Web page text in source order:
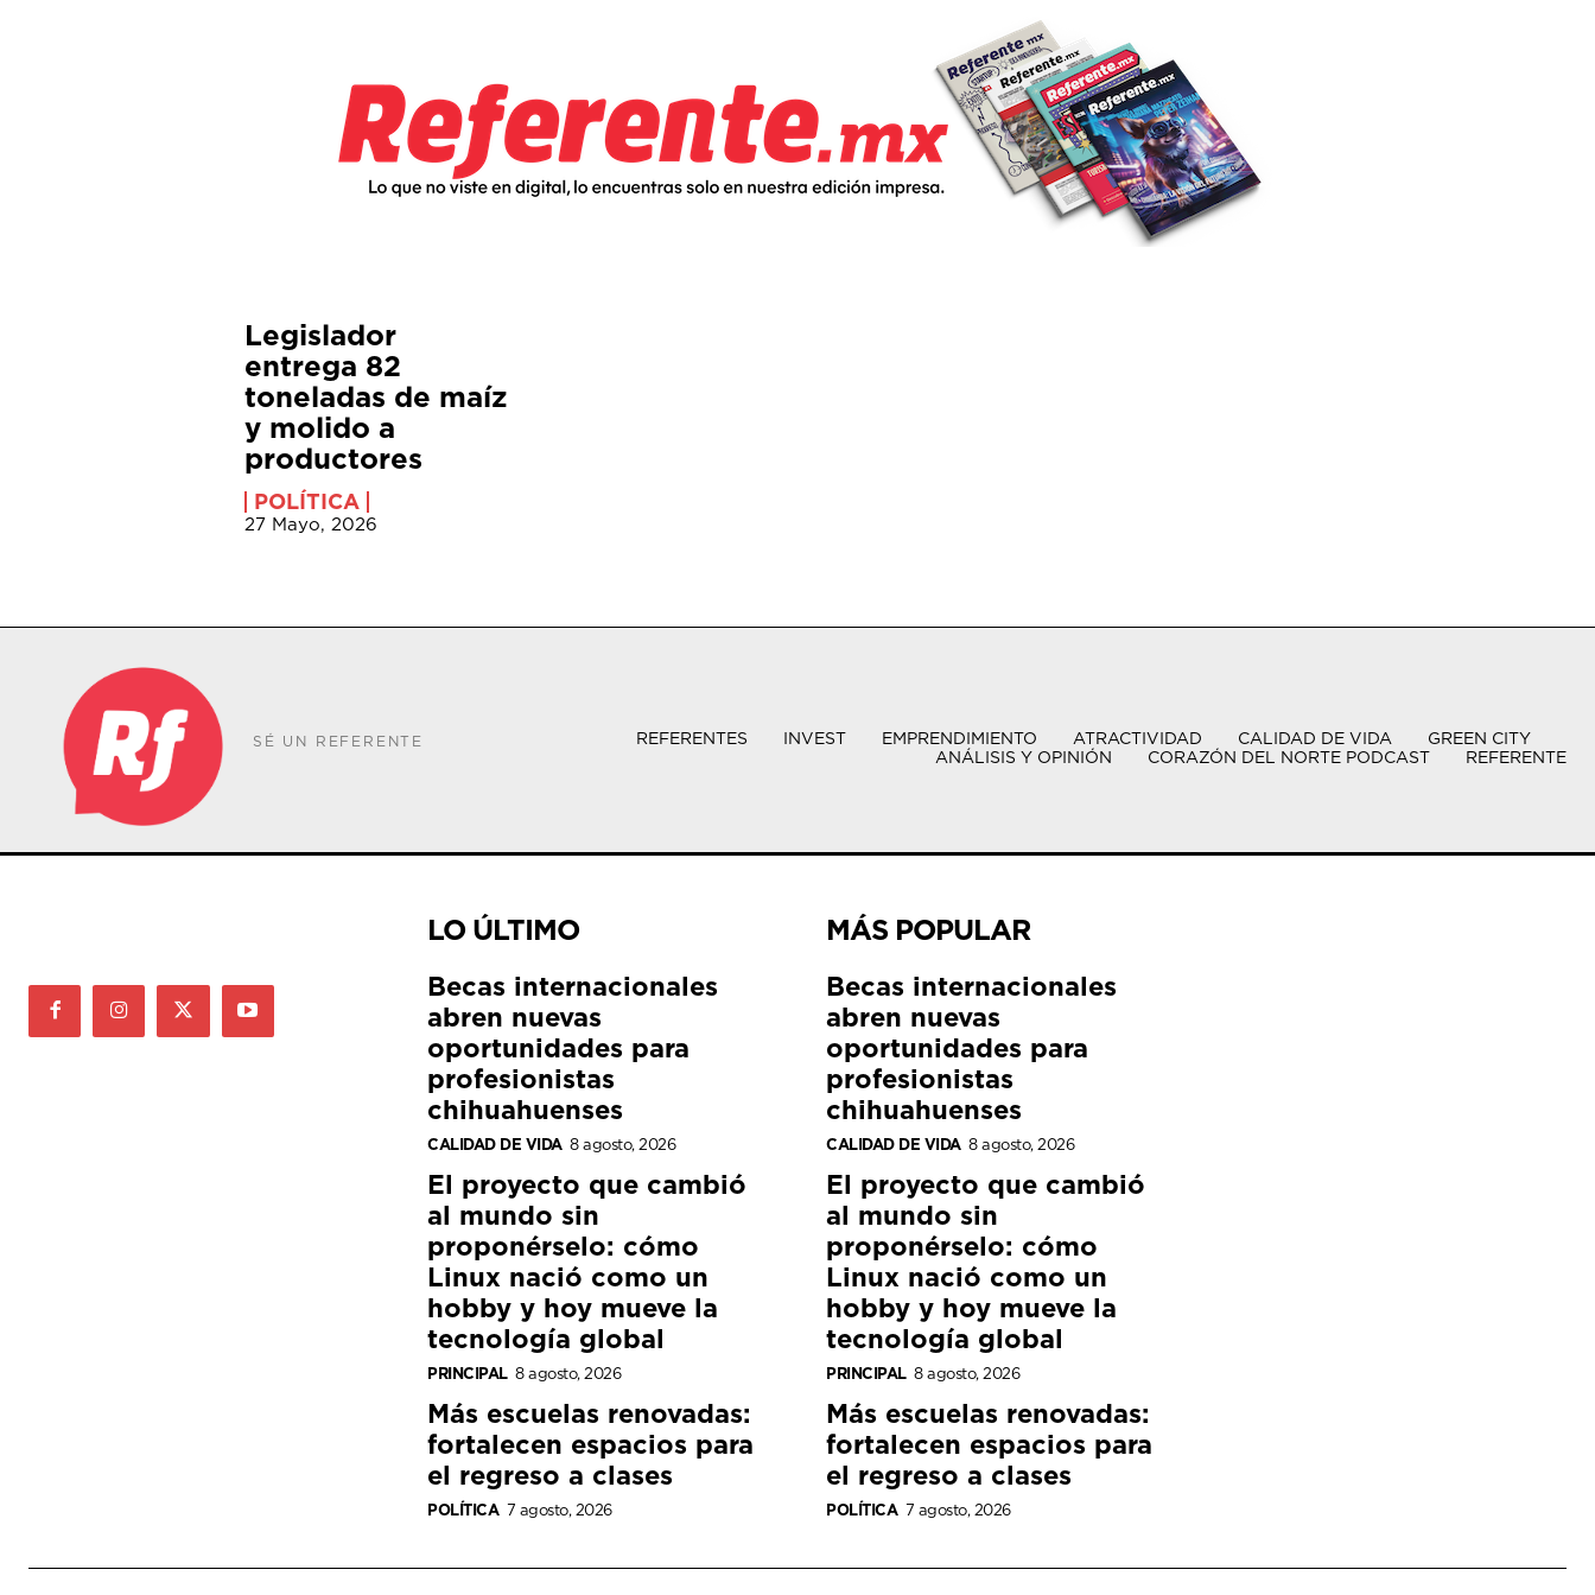
Legislador
entrega 82
toneladas de maíz
y molido a
productores
POLÍTICA
27 Mayo, 2026
SÉ UN REFERENTE REFERENTES INVEST EMPRENDIMIENTO ATRACTIVIDAD CALIDAD DE VIDA
GREEN CITY
ANÁLISIS Y OPINIÓN
CORAZÓN DEL NORTE PODCAST REFERENTE
LO ÚLTIMO
Becas internacionales
abren nuevas
oportunidades para
profesionistas
chihuahuenses
CALIDAD DE VIDA 8 agosto, 2026
El proyecto que cambió
al mundo sin
proponérselo: cómo
Linux nació como un
hobby y hoy mueve la
tecnología global
PRINCIPAL 8 agosto, 2026
Más escuelas renovadas:
fortalecen espacios para
el regreso a clases
POLÍTICA 7 agosto, 2026
MÁS POPULAR
Becas internacionales
abren nuevas
oportunidades para
profesionistas
chihuahuenses
CALIDAD DE VIDA 8 agosto, 2026
El proyecto que cambió
al mundo sin
proponérselo: cómo
Linux nació como un
hobby y hoy mueve la
tecnología global
PRINCIPAL 8 agosto, 2026
Más escuelas renovadas:
fortalecen espacios para
el regreso a clases
POLÍTICA 7 agosto, 2026